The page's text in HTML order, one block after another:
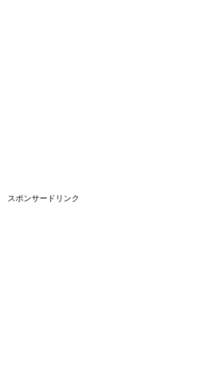
スポンサードリンク